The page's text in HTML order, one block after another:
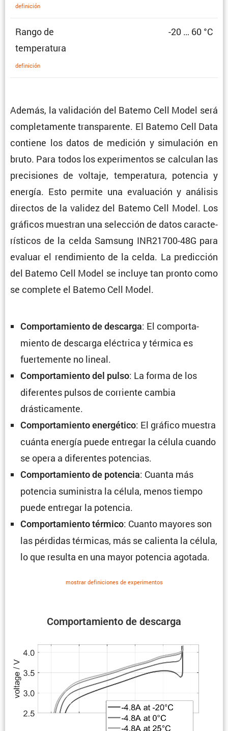
defini­ción
Rango de
temperatura
defini­ción
-20 … 60 °C
Además, la valida­ción del Batemo Cell Model será
comple­ta­mente trans­pa­rente. El Batemo Cell Data
contiene los datos de medición y simula­ción en
bruto. Para todos los experi­mentos se calculan las
preci­siones de voltaje, tempe­ra­tura, potencia y
energía. Esto permite una evalua­ción y análisis
directos de la validez del Batemo Cell Model. Los
gráficos muestran una selec­ción de datos carac­te­
rís­ticos de la celda Samsung INR21700-48G para
evaluar el rendi­miento de la celda. La predic­ción
del Batemo Cell Model se incluye tan pronto como
se complete el Batemo Cell Model.
Compor­ta­miento de descarga
Compor­ta­miento de descarga: El compor­ta­
miento de descarga eléctrica y térmica es
fuerte­mente no lineal.
Compor­ta­miento del pulso: La forma de los
diferentes pulsos de corriente cambia
drásticamente.
Compor­ta­miento energé­tico: El gráfico muestra
cuánta energía puede entregar la célula cuando
se opera a diferentes potencias.
Compor­ta­miento de potencia: Cuanta más
potencia suministra la célula, menos tiempo
puede entregar la potencia.
Compor­ta­miento térmico: Cuanto mayores son
las pérdidas térmicas, más se calienta la célula,
lo que resulta en una mayor potencia agotada.
mostrar defini­ciones de experi­mentos